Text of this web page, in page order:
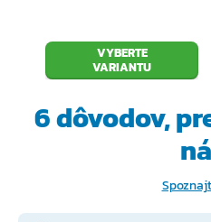
VYBERTE
VARIANTU
6 dôvodov,